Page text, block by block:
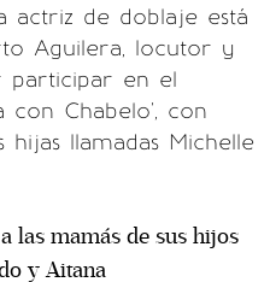
actriz de doblaje está
Aguilera, locutor y
participar en el
con Chabelo', con
llamadas Michelle